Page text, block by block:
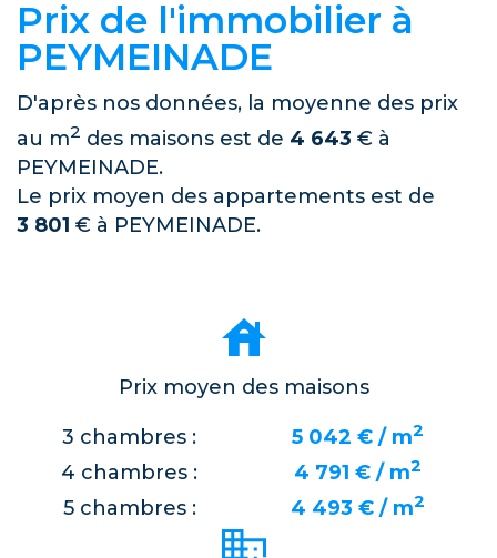
Prix de l'immobilier à
PEYMEINADE
D'après nos données, la moyenne des prix
au m2 des maisons est de 4 643 € à
PEYMEINADE.
Le prix moyen des appartements est de
3 801 € à PEYMEINADE.
Prix moyen des maisons
3 chambres : 5 042 € / m2
4 chambres : 4 791 € / m2
5 chambres : 4 493 € / m2